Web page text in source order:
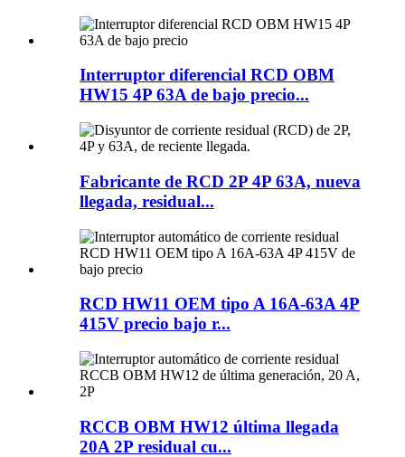
Interruptor diferencial RCD OBM
HW15 4P 63A de bajo precio...
Fabricante de RCD 2P 4P 63A, nueva
llegada, residual...
RCD HW11 OEM tipo A 16A-63A 4P
415V precio bajo r...
RCCB OBM HW12 última llegada
20A 2P residual cu...